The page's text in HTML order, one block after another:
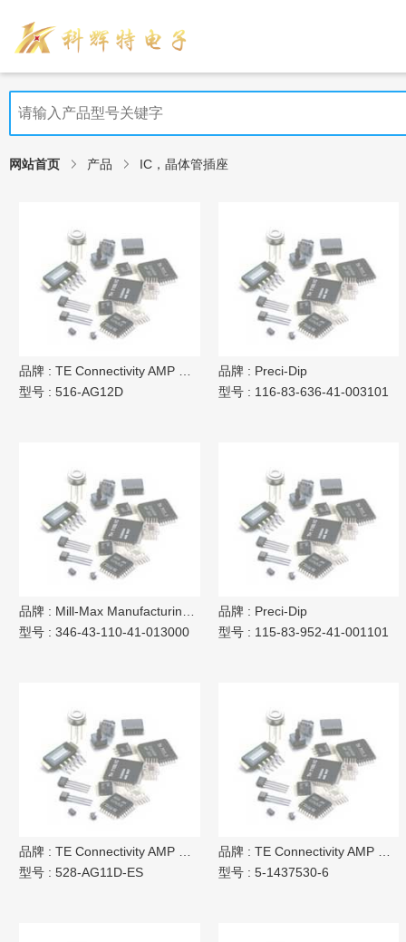
网站首页 产品 IC，晶体管插座
品牌 : TE Connectivity AMP Connectors
型号 : 516-AG12D
品牌 : Preci-Dip
型号 : 116-83-636-41-003101
品牌 : Mill-Max Manufacturing Corp.
型号 : 346-43-110-41-013000
品牌 : Preci-Dip
型号 : 115-83-952-41-001101
品牌 : TE Connectivity AMP Connectors
型号 : 528-AG11D-ES
品牌 : TE Connectivity AMP Connectors
型号 : 5-1437530-6